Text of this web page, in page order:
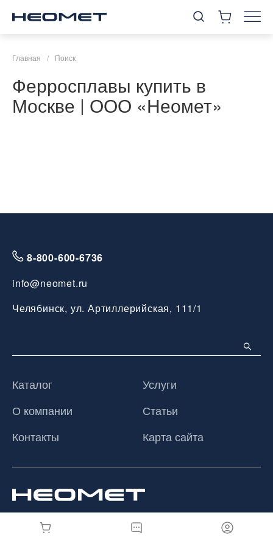
Главная / Поиск
Ферросплавы купить в
Москве | ООО «Неомет»
8-800-600-6736
info@neomet.ru
Челябинск, ул. Артиллерийская, 111/1
Каталог
Услуги
О компании
Статьи
Контакты
Карта сайта
© 2026 ООО «Неомет», Все права защищены